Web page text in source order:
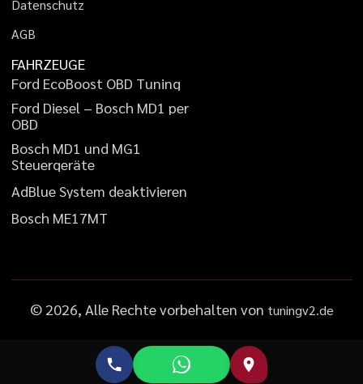
Datenschutz
AGB
FAHRZEUGE
Ford EcoBoost OBD Tuning
Ford Diesel – Bosch MD1 per
OBD
Bosch MD1 und MG1
Steuergeräte
AdBlueSystem deaktivieren
Bosch ME17MT
© 2026, Alle Rechte vorbehalten von tuningv2.de